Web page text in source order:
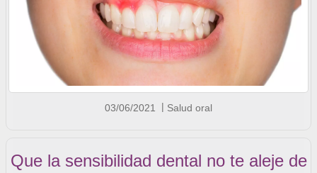
03/06/2021 Salud oral
Que la sensibilidad dental no te aleje de